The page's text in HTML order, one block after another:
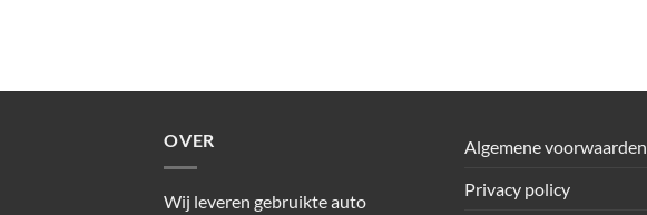
OVER
Wij leveren gebruikte auto
Algemene voorwaarden
Privacy policy